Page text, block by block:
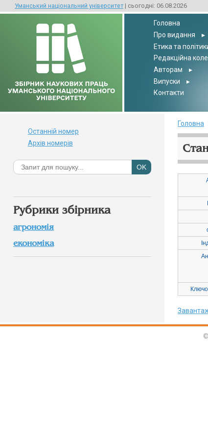
Уманський національний університет| сьогодні: 06.08.2026
Головна
Про видання
▸
Етика та
Редакційна
Авторам
▸
Випуски
▸
Контакти
Головна
Останній номер
Архів номерів
Рубрики збірника
агрономія
економіка